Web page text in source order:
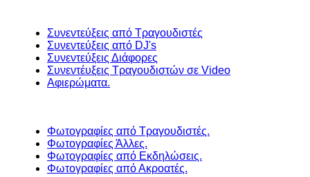
Συνεντεύξεις από Τραγουδιστές
Συνεντεύξεις από DJ's
Συνεντεύξεις Διάφορες
Συνεντέυξεις Τραγουδιστών σε Video
Αφιερώματα.
Φωτογραφίες από Τραγουδιστές.
Φωτογραφίες Άλλες.
Φωτογραφίες από Εκδηλώσεις.
Φωτογραφίες από Ακροατές.